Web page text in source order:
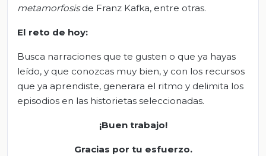
metamorfosisde Franz Kafka, entre otras.
El reto de hoy:
Busca narraciones que te gusten o que ya hayas
leído, y que conozcas muy bien, y con los recursos
que ya aprendiste, generara el ritmo y delimita los
episodios en las historietas seleccionadas.
¡Buen trabajo!
Gracias por tu esfuerzo.